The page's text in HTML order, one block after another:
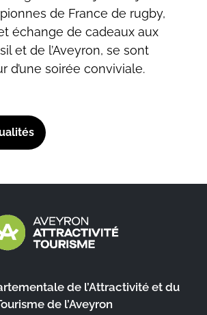
de France de rugby,
échange de cadeaux aux
et de l’Aveyron, se sont
d’une soirée conviviale.
de l’Attractivité et du
de l’Aveyron